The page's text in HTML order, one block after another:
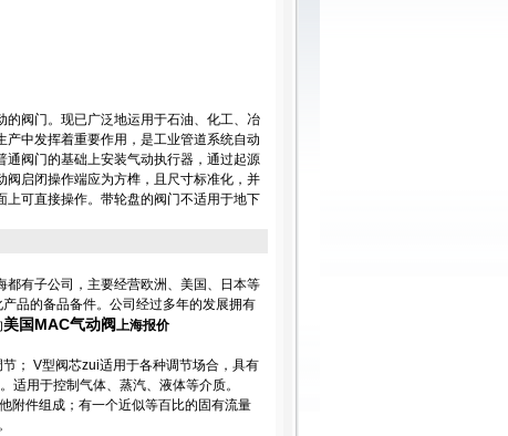
的阀门。现已广泛地运用于石油、化工、冶
产中发挥着重要作用，是工业管道系统自动
通阀门的基础上安装气动执行器，通过起源
阀启闭操作端应为方榫，且尺寸标准化，并
上可直接操作。带轮盘的阀门不适用于地下
有子公司，主要经营欧洲、美国、日本等
品的备品备件。公司经过多年的发展拥有
美国MAC气动阀上海报价
； V型阀芯zui适用于各种调节场合，具有
适用于控制气体、蒸汽、液体等介质。
附件组成；有一个近似等百比的固有流量